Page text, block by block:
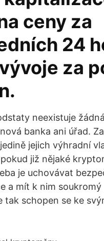
ceny za
24
za
neexistuje
banka ani úřad.
jejich výhradní
již nějaké
je uchovávat
a mít k nim soukromý
tak schopen se ke